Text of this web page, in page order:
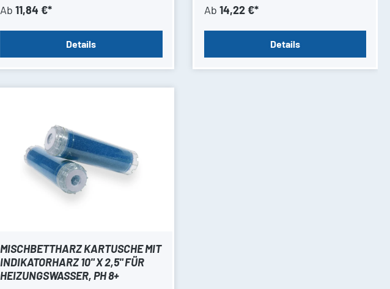
Ab 11,84 €*
Details
Ab 14,22 €*
Details
MISCHBETTHARZ KARTUSCHE MIT
INDIKATORHARZ 10" X 2,5" FÜR
HEIZUNGSWASSER, PH 8+